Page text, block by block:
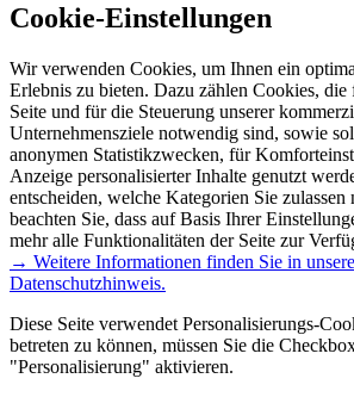
Cookie-Einstellungen
Wir verwenden Cookies, um Ihnen ein
Erlebnis zu bieten. Dazu zählen Cookies,
Seite und für die Steuerung unserer
Unternehmensziele notwendig sind, sowie
anonymen Statistikzwecken, für
Anzeige personalisierter Inhalte genutzt
entscheiden, welche Kategorien Sie zulassen
beachten Sie, dass auf Basis Ihrer
mehr alle Funktionalitäten der Seite zur
→ Weitere Informationen finden Sie in
Datenschutzhinweis.
Diese Seite verwendet Personalisierungs-
betreten zu können, müssen Sie die
"Personalisierung" aktivieren.